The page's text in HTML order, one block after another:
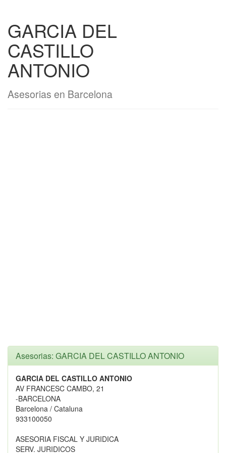
GARCIA DEL
CASTILLO
ANTONIO
Asesorias en Barcelona
Asesorias: GARCIA DEL CASTILLO ANTONIO
GARCIA DEL CASTILLO ANTONIO
AV FRANCESC CAMBO, 21
-BARCELONA
Barcelona / Cataluna
933100050
ASESORIA FISCAL Y JURIDICA
SERV. JURIDICOS